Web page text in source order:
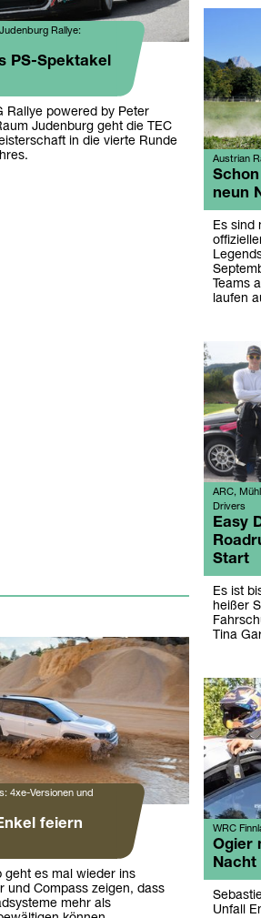
Rallye:
PS-Spektakel
Rallye powered by Peter
Judenburg geht die TEC
in die vierte Runde
4xe-Versionen und
feiern
geht es mal wieder ins
und Compass zeigen, dass
mehr als
Austrian
neun
Es sind
Teams
laufen
ARC,
Drivers
Easy
Start
Es ist
heißer
Tina
WRC
Ogier
Unfall